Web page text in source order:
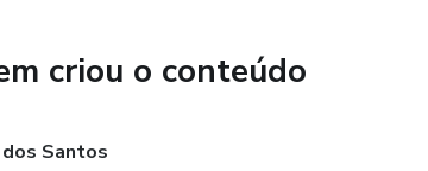
criou o conteúdo
Santos